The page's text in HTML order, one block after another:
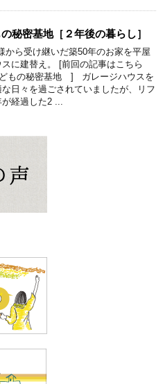
秘密基地［２年後の暮らし］
から受け継いだ築50年のお家を平屋
に建替え。 [前回の記事はこちら
もの秘密基地 ] ガレージハウスを
日々を過ごされていましたが、リフ
経過した2 ...